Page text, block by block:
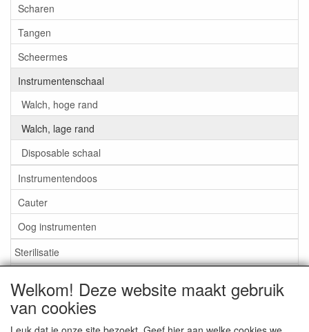
Scharen
Tangen
Scheermes
Instrumentenschaal
Walch, hoge rand
Walch, lage rand
Disposable schaal
Instrumentendoos
Cauter
Oog instrumenten
Sterilisatie
Aktieartikelen
Welkom! Deze website maakt gebruik
van cookies